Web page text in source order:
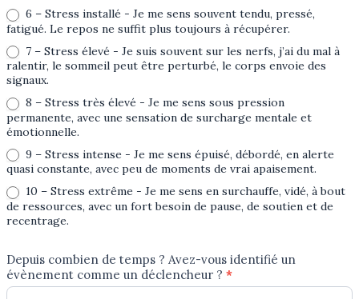
6 – Stress installé - Je me sens souvent tendu, pressé,
fatigué. Le repos ne suffit plus toujours à récupérer.
7 – Stress élevé - Je suis souvent sur les nerfs, j’ai du mal à
ralentir, le sommeil peut être perturbé, le corps envoie des
signaux.
8 – Stress très élevé - Je me sens sous pression
permanente, avec une sensation de surcharge mentale et
émotionnelle.
9 – Stress intense - Je me sens épuisé, débordé, en alerte
quasi constante, avec peu de moments de vrai apaisement.
10 – Stress extrême - Je me sens en surchauffe, vidé, à bout
de ressources, avec un fort besoin de pause, de soutien et de
recentrage.
Depuis combien de temps ? Avez-vous identifié un
évènement comme un déclencheur ? *